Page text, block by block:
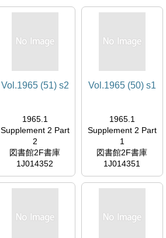
Vol.1965 (51) s2
1965.1
Supplement 2 Part
2
図書館2F書庫
1J014352
Vol.1965 (50) s1
1965.1
Supplement 2 Part
1
図書館2F書庫
1J014351